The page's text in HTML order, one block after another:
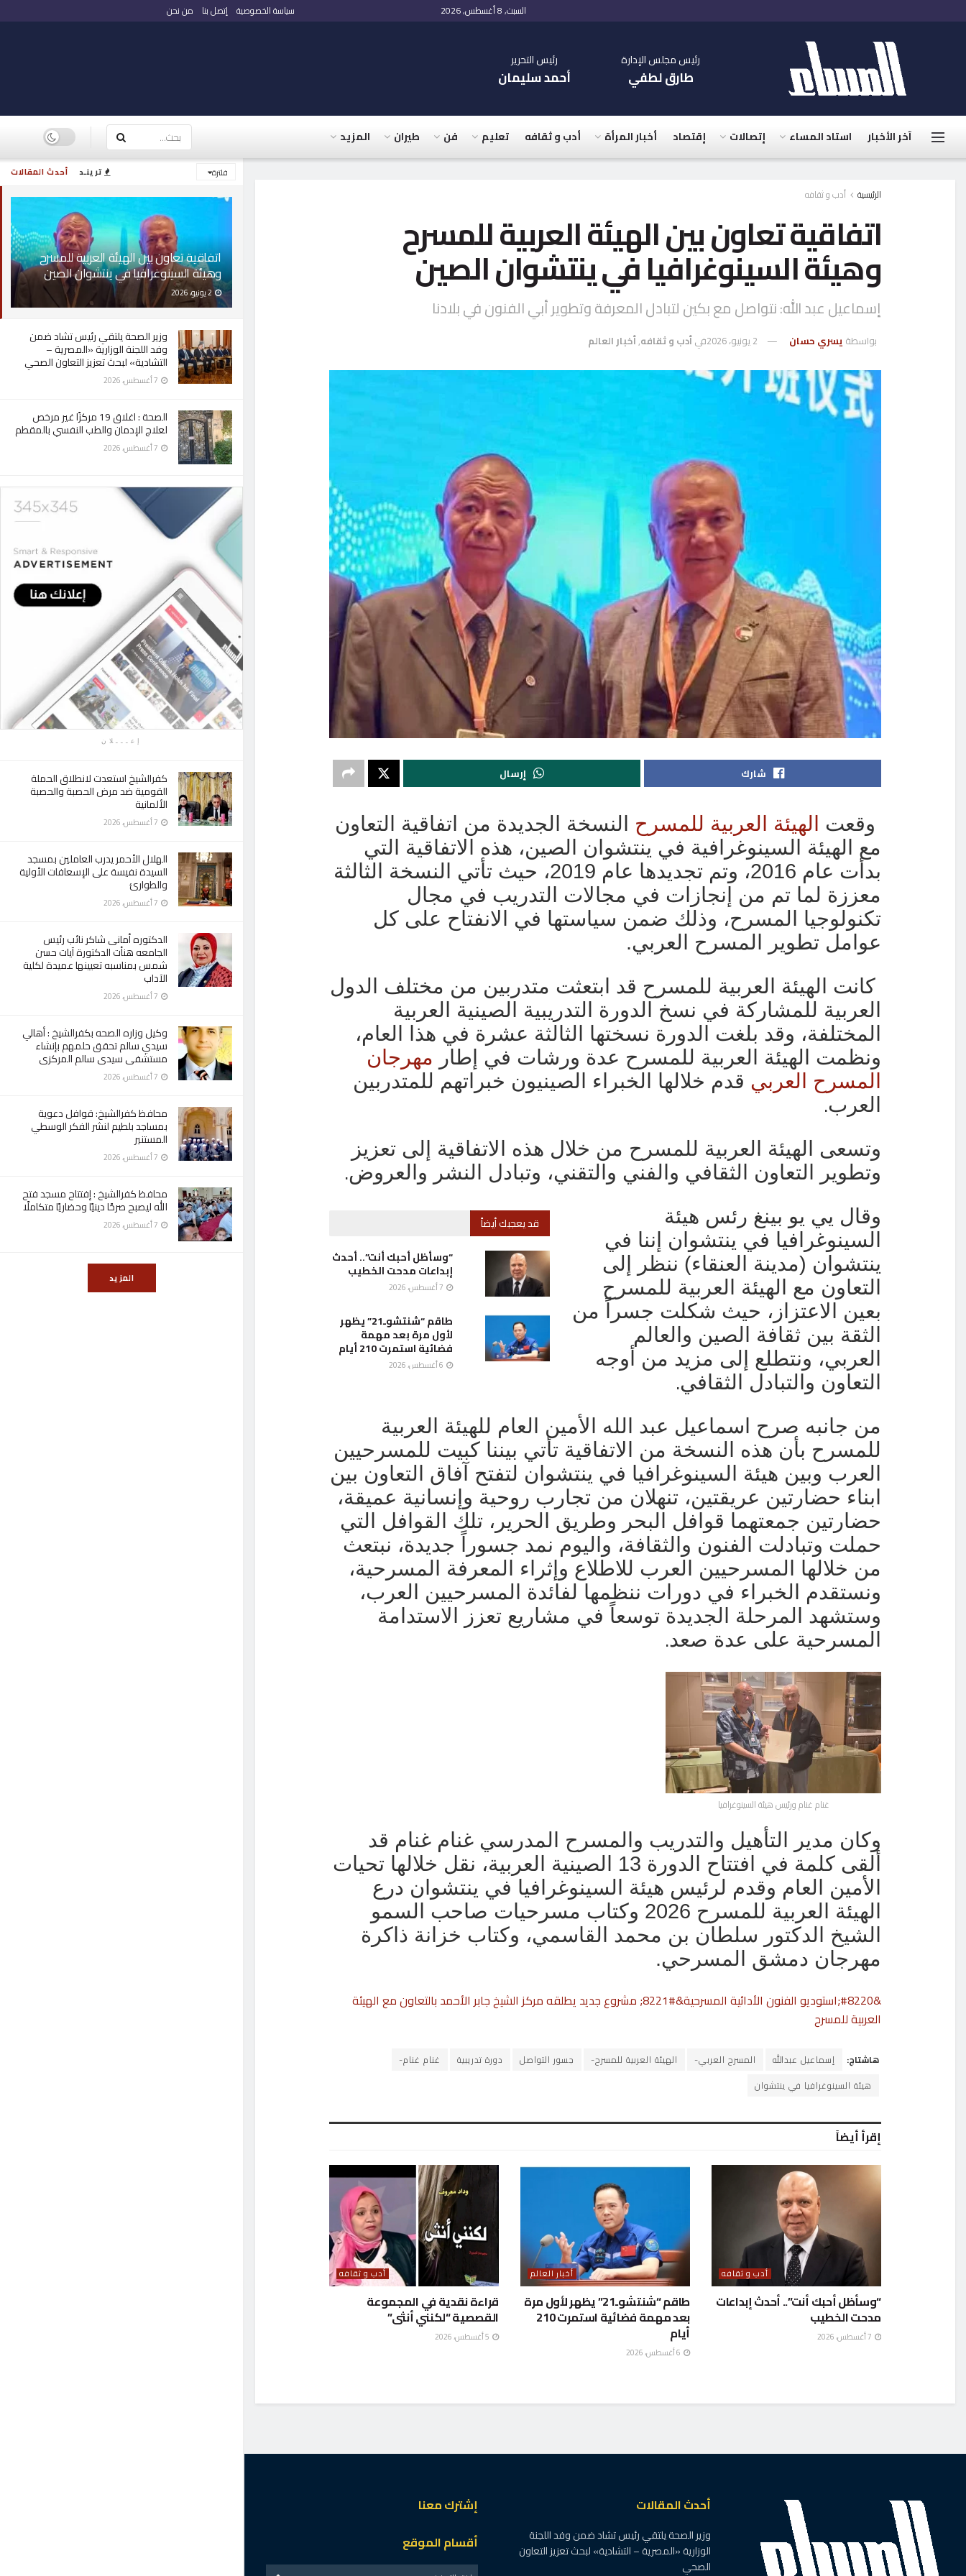
أحدث المقالات ترينـد فلترة
اتفاقية تعاون بين الهيئة العربية للمسرح
وهيئة السينوغرافيا في ينتشوان الصين
وزير الصحة يلتقي رئيس تشاد ضمن
وفد اللجنة الوزارية «المصرية –
التشادية» لبحث تعزيز التعاون الصحي
الصحة : اغلاق 19 مركزًا غير مرخص
لعلاج الإدمان والطب النفسي بالمقطم
إعـــلان
كفرالشيخ استعدت لانطلاق الحملة
القومية ضد مرض الحصبة والحصبة
الألمانية
الهلال الأحمر يدرب العاملين بمسجد
السيدة نفيسة على الإسعافات الأولية
والطوارئ
الدكتوره أمانى شاكر نائب رئيس
الجامعه هنأت الدكتورة آيات حسن
شمس بمناسبه تعيينها عميدة لكلية
الآداب
وكيل وزاره الصحه بكفرالشيخ : أهالي
سيدي سالم تحقق حلمهم بإنشاء
مستشفى سيدى سالم المركزى
محافظ كفرالشيخ: قوافل دعوية
بمساجد بلطيم لنشر الفكر الوسطي
المستنير
محافظ كفرالشيخ : إفتتاح مسجد فتح
الله ليصبح صرحًا دينيًا وحضاريًا متكاملًا
المزيد
السبت, 8 أغسطس, 2026 سياسة الخصوصية إتصل بنا من نحن
رئيس مجلس الإدارة
طارق لطفي
رئيس التحرير
أحمد سليمان
آخر الأخبار استاد المساء إتصالات إقتصاد أخبار المرأة أدب و ثقافه تعليم فن طيران المزيد
الرئيسية أدب و ثقافه
اتفاقية تعاون بين الهيئة العربية للمسرح
وهيئة السينوغرافيا في ينتشوان الصين
إسماعيل عبد الله: نتواصل مع بكين لتبادل المعرفة وتطوير أبي الفنون في بلادنا
بواسطة يسري حسان 2 يونيو، 2026 فيأدب و ثقافه,أخبار العالم
شارك إرسال
وقعت الهيئة العربية للمسرح النسخة الجديدة من اتفاقية التعاون
مع الهيئة السينوغرافية في ينتشوان الصين، هذه الاتفاقية التي
بدأت عام 2016، وتم تجديدها عام 2019، حيث تأتي النسخة الثالثة
معززة لما تم من إنجازات في مجالات التدريب في مجال
تكنولوجيا المسرح، وذلك ضمن سياستها في الانفتاح على كل
عوامل تطوير المسرح العربي.
كانت الهيئة العربية للمسرح قد ابتعثت متدربين من مختلف الدول
العربية للمشاركة في نسخ الدورة التدريبية الصينية العربية
المختلفة، وقد بلغت الدورة نسختها الثالثة عشرة في هذا العام،
ونظمت الهيئة العربية للمسرح عدة ورشات في إطار مهرجان
المسرح العربي قدم خلالها الخبراء الصينيون خبراتهم للمتدربين
العرب.
وتسعى الهيئة العربية للمسرح من خلال هذه الاتفاقية إلى تعزيز
وتطوير التعاون الثقافي والفني والتقني، وتبادل النشر والعروض.
قد يعجبك أيضاً
“وسأظل أحبك أنت”.. أحدث
إبداعات مدحت الخطيب
طاقم “شنتشوـ21” يظهر
لأول مرة بعد مهمة
فضائية استمرت 210 أيام
وقال يي يو بينغ رئس هيئة
السينوغرافيا في ينتشوان إننا في
ينتشوان (مدينة العنقاء) ننظر إلى
التعاون مع الهيئة العربية للمسرح
بعين الاعتزاز، حيث شكلت جسراً من
الثقة بين ثقافة الصين والعالم
العربي، ونتطلع إلى مزيد من أوجه
التعاون والتبادل الثقافي.
من جانبه صرح اسماعيل عبد الله الأمين العام للهيئة العربية
للمسرح بأن هذه النسخة من الاتفاقية تأتي بيننا كبيت للمسرحيين
العرب وبين هيئة السينوغرافيا في ينتشوان لتفتح آفاق التعاون بين
ابناء حضارتين عريقتين، تنهلان من تجارب روحية وإنسانية عميقة،
حضارتين جمعتهما قوافل البحر وطريق الحرير، تلك القوافل التي
حملت وتبادلت الفنون والثقافة، واليوم نمد جسوراً جديدة، نبتعث
من خلالها المسرحيين العرب للاطلاع وإثراء المعرفة المسرحية،
ونستقدم الخبراء في دورات ننظمها لفائدة المسرحيين العرب،
وستشهد المرحلة الجديدة توسعاً في مشاريع تعزز الاستدامة
المسرحية على عدة صعد.
غنام غنام ورئيس هيئة السينوغرافيا
وكان مدير التأهيل والتدريب والمسرح المدرسي غنام غنام قد
ألقى كلمة في افتتاح الدورة 13 الصينية العربية، نقل خلالها تحيات
الأمين العام وقدم لرئيس هيئة السينوغرافيا في ينتشوان درع
الهيئة العربية للمسرح 2026 وكتاب مسرحيات صاحب السمو
الشيخ الدكتور سلطان بن محمد القاسمي، وكتاب خزانة ذاكرة
مهرجان دمشق المسرحي.
&#8220;استوديو الفنون الأدائية المسرحية&#8221; مشروع جديد يطلقه مركز الشيخ جابر الأحمد بالتعاون مع الهيئة
العربية للمسرح
هاشتاج: إسماعيل عبدالله المسرح العربي- الهيئة العربية للمسرح- جسور التواصل دورة تدريبية
غنام غنام-
هيئة السينوغرافيا في ينتشوان
إقرأ أيضاً
أدب و ثقافه
“وسأظل أحبك أنت”.. أحدث إبداعات
مدحت الخطيب
أخبار العالم
طاقم “شنتشوـ21” يظهر لأول مرة
بعد مهمة فضائية استمرت 210
أيام
أدب و ثقافه
قراءة نقدية في المجموعة
القصصية “لكنني أنثى”
أدب و ثقافه